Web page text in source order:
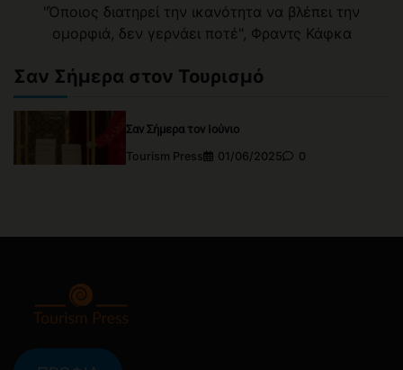
"Όποιος διατηρεί την ικανότητα να βλέπει την
ομορφιά, δεν γερνάει ποτέ", Φραντς Κάφκα
Σαν Σήμερα στον Τουρισμό
Σαν Σήμερα τον Ιούνιο
Tourism Press
01/06/2025 0